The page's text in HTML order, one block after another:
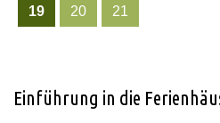
19
20 21
Einführung in die